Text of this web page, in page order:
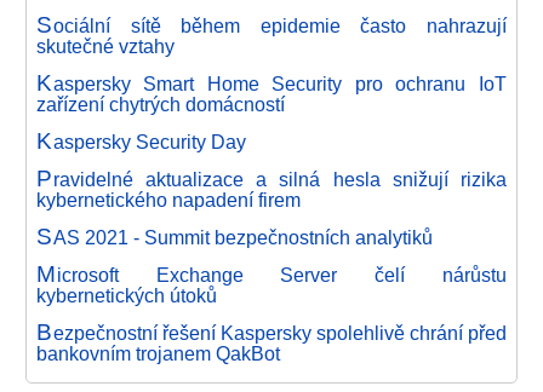
Sociální sítě během epidemie často nahrazují
skutečné vztahy
Kaspersky Smart Home Security pro ochranu IoT
zařízení chytrých domácností
Kaspersky Security Day
Pravidelné aktualizace a silná hesla snižují rizika
kybernetického napadení firem
SAS 2021 - Summit bezpečnostních analytiků
Microsoft Exchange Server čelí nárůstu
kybernetických útoků
Bezpečnostní řešení Kaspersky spolehlivě chrání před
bankovním trojanem QakBot